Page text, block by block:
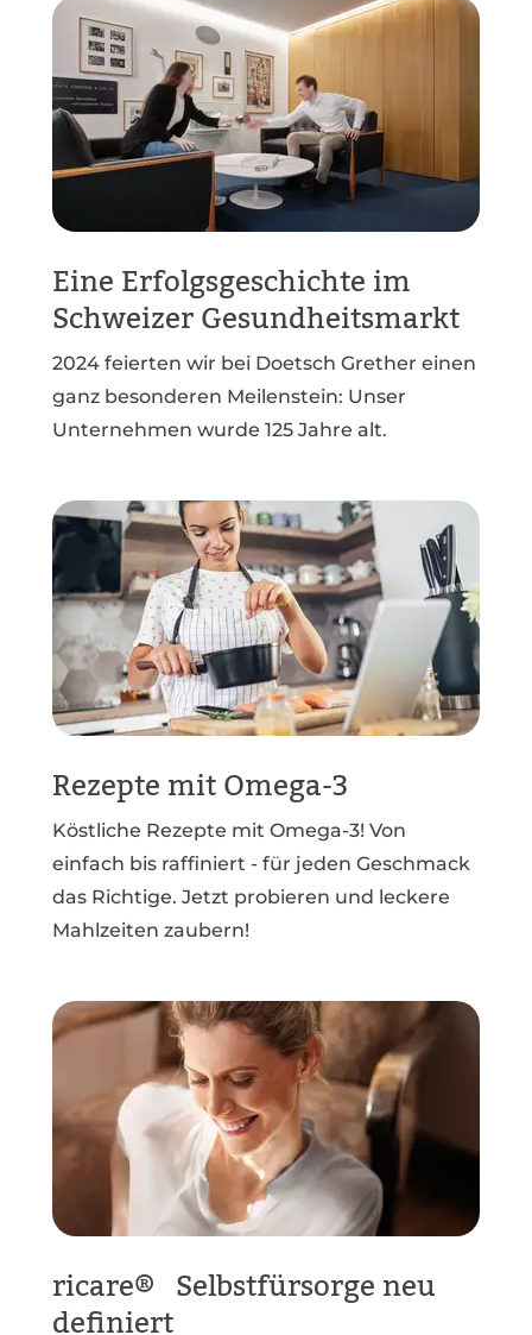
Eine Erfolgsgeschichte im
Schweizer Gesundheitsmarkt
2024 feierten wir bei Doetsch Grether einen
ganz besonderen Meilenstein: Unser
Unternehmen wurde 125 Jahre alt.
Rezepte mit Omega-3
Köstliche Rezepte mit Omega-3! Von
einfach bis raffiniert - für jeden Geschmack
das Richtige. Jetzt probieren und leckere
Mahlzeiten zaubern!
ricare® Selbstfürsorge neu